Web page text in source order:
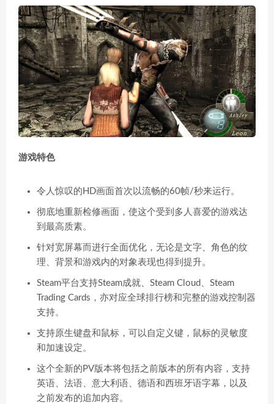
游戏特色
令人惊叹的HD画面首次以流畅的60帧/秒来运行。
彻底地重新检修画面，使这个受到多人喜爱的游戏达
到最高质素。
针对宽屏幕而进行全面优化，无论是文字、角色的纹
理、背景和游戏内的对象表现也得到提升。
Steam平台支持Steam成就、Steam Cloud、Steam
Trading Cards，亦对应全球排行榜和完整的游戏控制器
支持。
支持原生键盘和鼠标，可以自定义键，鼠标的灵敏度
和加速设定。
这个全新的PV版本将包括之前版本的所有内容，支持
英语、法语、意大利语、德语和西班牙语字幕，以及
之前发布的追加内容。